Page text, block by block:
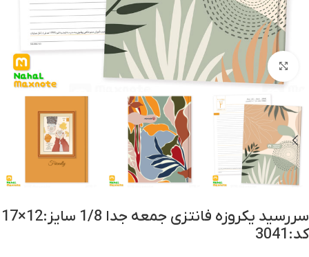
برای بزرگنمایی کلیک کنید
سررسید یکروزه فانتزی جمعه جدا 1/8 سایز:12×17
کد:3041